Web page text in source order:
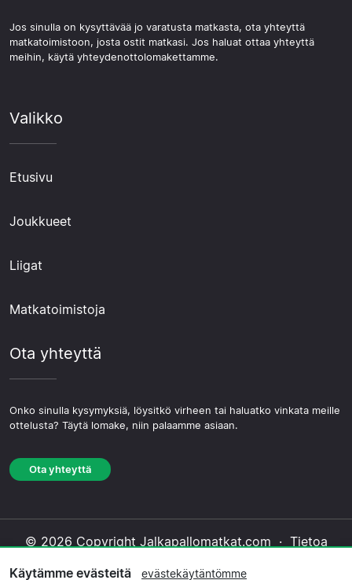
Jos sinulla on kysyttävää jo varatusta matkasta, ota yhteyttä
matkatoimistoon, josta ostit matkasi. Jos haluat ottaa yhteyttä
meihin, käytä yhteydenottolomakettamme.
Valikko
Etusivu
Joukkueet
Liigat
Matkatoimistoja
Ota yhteyttä
Onko sinulla kysymyksiä, löysitkö virheen tai haluatko vinkata meille
ottelusta? Täytä lomake, niin palaamme asiaan.
Ota yhteyttä
© 2026 Copyright Jalkapallomatkat.com · Tietoa
Käytämme evästeitä evästekäytäntömme